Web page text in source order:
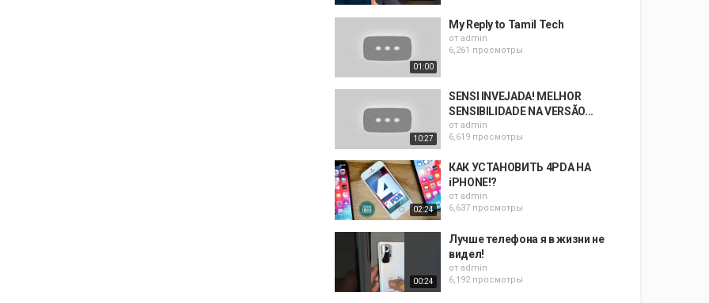
01:00
My Reply to Tamil Tech
от admin
6,261 просмотры
10:27
SENSI INVEJADA! MELHOR
SENSIBILIDADE NA VERSÃO...
от admin
6,619 просмотры
02:24
КАК УСТАНОВИТЬ 4PDA НА
iPHONE!?
от admin
6,637 просмотры
00:24
Лучше телефона я в жизни не
видел!
от admin
6,192 просмотры